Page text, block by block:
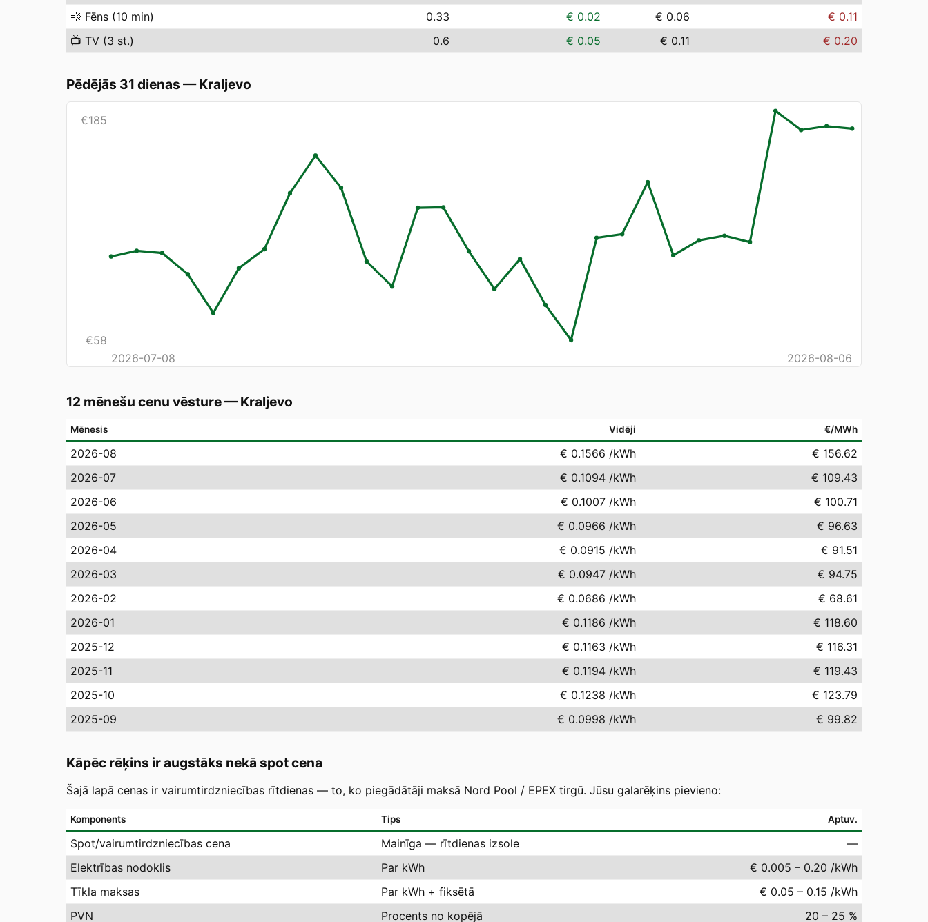
💨 Fēns (10 min) 0.33 € 0.02 € 0.06
€ 0.11
📺 TV (3 st.) 0.6 € 0.05 € 0.11 € 0.20
Pēdējās 31 dienas —Kraljevo
€185
€58
2026-07-08
2026-08-06
12 mēnešu cenu vēsture—Kraljevo
Mēnesis Vidēji €/MWh
2026-08 € 0.1566 /kWh
€ 156.62
2026-07
€ 0.1094 /kWh
€ 109.43
2026-06
€ 0.1007 /kWh
€ 100.71
2026-05
€ 0.0966 /kWh
€ 96.63
2026-04
€ 0.0915 /kWh
€ 91.51
2026-03
€ 0.0947 /kWh
€ 94.75
2026-02
€ 0.0686 /kWh
€ 68.61
2026-01
€ 0.1186 /kWh
€ 118.60
2025-12
€ 0.1163 /kWh
€ 116.31
2025-11
€ 0.1194 /kWh
€ 119.43
2025-10
€ 0.1238 /kWh
€ 123.79
2025-09
€ 0.0998 /kWh € 99.82
Kāpēc rēķins ir augstāks nekā spot cena
Šajā lapā cenas ir vairumtirdzniecības rītdienas — to, ko piegādātāji maksā Nord Pool / EPEX tirgū. Jūsu galarēķins pievieno:
Komponents Tips Aptuv.
Spot/vairumtirdzniecības cena Mainīga — rītdienas izsole
—
Elektrības nodoklis
Par kWh
€ 0.005 – 0.20 /kWh
Tīkla maksas
Par kWh + fiksētā
€ 0.05 – 0.15 /kWh
PVN
Procents no kopējā 20 – 25 %